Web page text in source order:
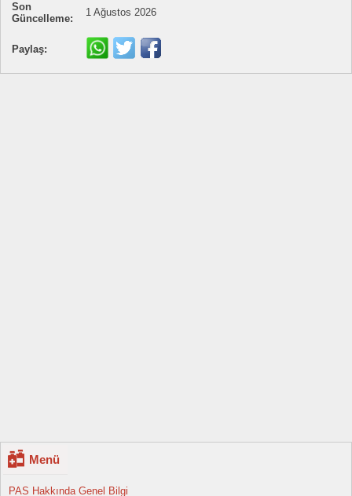
Son
Güncelleme:
1 Ağustos 2026
Paylaş:
Menü
PAS Hakkında Genel Bilgi